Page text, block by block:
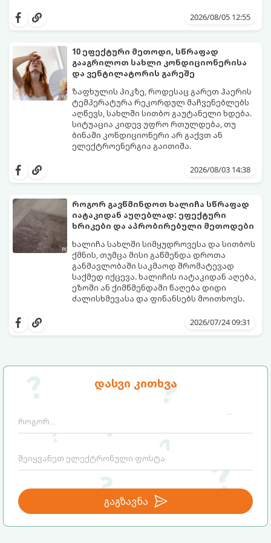
დასვი კითხვა
გაგზავნა
2026/08/05 12:55
10 ეფექტური მეთოდი, სწრაფად
გააგრილოთ სახლი კონდიციონერისა
და ვენტილატორის გარეშე
ზაფხულის პიკზე, როდესაც გარეთ ჰაერის
ტემპერატურა რეკორდულ მაჩვენებლებს
აღწევს, სახლში სითბო გაუტანელი ხდება.
სიტუაცია კიდევ უფრო რთულდება, თუ
ბინაში კონდიციონერი არ გაქვთ ან
ელექტროენერგია გაითიშა.
კანონები და გამოცდილი ყოფითი ხრიკები,
სასიამოვნო სიგრილე სპეციალური
ტექნიკის გარეშეც.
გთავაზობთ 10 საუკეთესო და
ხელმისაწვდომ მეთოდს:
2026/08/03 14:38
როგორ გავწმინდოთ ხალიჩა სწრაფად
იატაკიდან აუღებლად: ეფექტური
ხრიკები და აპრობირებული მეთოდები
ხალიჩა სახლში სიმყუდროვესა და სითბოს
ქმნის, თუმცა მისი გაწმენდა დროთა
განმავლობაში საკმაოდ შრომატევად
საქმედ იქცევა. ხალიჩის იატაკიდან აღება,
ეზოში ან ქიმწმენდაში წაღება დიდი
ძალისხმევასა და ფინანსებს მოითხოვს.
ეფექტური, ბიუჯეტური და აპრობირებული
სიახლის დაბრუნებას.
2026/07/24 09:31